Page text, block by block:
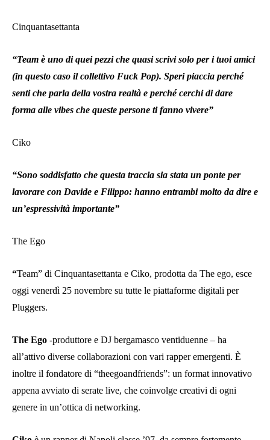
Cinquantasettanta
“Team è uno di quei pezzi che quasi scrivi solo per i tuoi amici
(in questo caso il collettivo Fuck Pop). Speri piaccia perché
senti che parla della vostra realtà e perché cerchi di dare
forma alle vibes che queste persone ti fanno vivere”
Ciko
“Sono soddisfatto che questa traccia sia stata un ponte per
lavorare con Davide e Filippo: hanno entrambi molto da dire e
un’espressività importante”
The Ego
“Team” di Cinquantasettanta e Ciko, prodotta da The ego, esce
oggi venerdì 25 novembre su tutte le piattaforme digitali per
Pluggers.
The Ego -produttore e DJ bergamasco ventiduenne – ha
all’attivo diverse collaborazioni con vari rapper emergenti. È
inoltre il fondatore di “theegoandfriends”: un format innovativo
appena avviato di serate live, che coinvolge creativi di ogni
genere in un’ottica di networking.